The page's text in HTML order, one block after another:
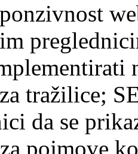
tražilice;
da se
pojmove